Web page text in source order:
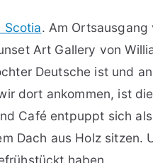
Scotia. Am
Art Gallery von
Deutsche ist und
dort ankommen, ist
Café entpuppt sich
Dach aus Holz sitzen.
haben.